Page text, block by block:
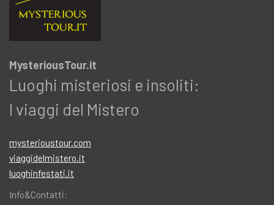
MysteriousTour.it
Luoghi misteriosi e insoliti:
I viaggi del Mistero
mysterioustour.com
viaggidelmistero.it
luoghinfestati.it
Info&Contatti: